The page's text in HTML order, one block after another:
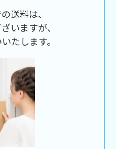
送料は、
いますが、
たします。